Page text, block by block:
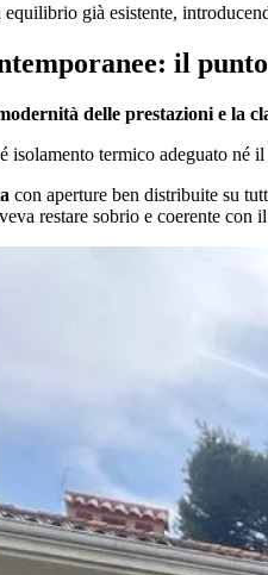
già esistente,
il
delle prestazioni e la
isolamento termico adeguato né
con aperture ben distribuite su
restare sobrio e coerente